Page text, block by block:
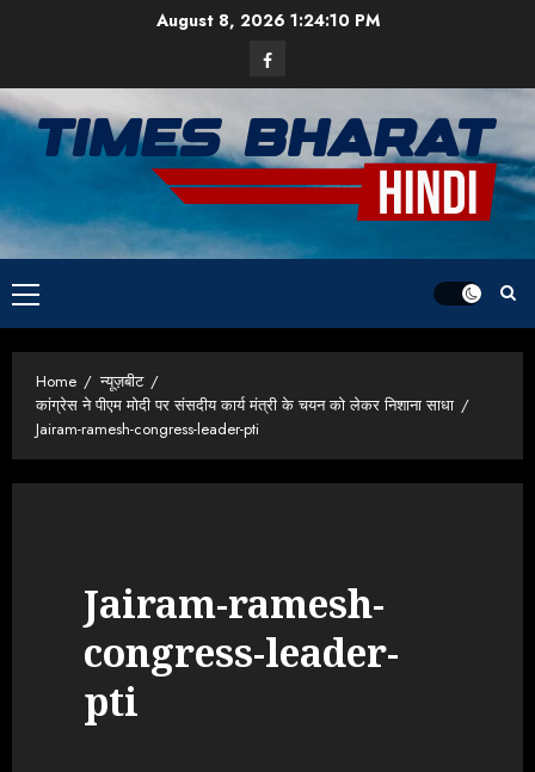
August 8, 20261:24:11 PM
Facebook
Primary
Menu
Home
न्यूज़बीट
कांग्रेस ने पीएम मोदी पर संसदीय कार्य मंत्री के चयन को लेकर निशाना साधा
Jairam-ramesh-congress-leader-pti
Jairam-ramesh-
congress-leader-
pti